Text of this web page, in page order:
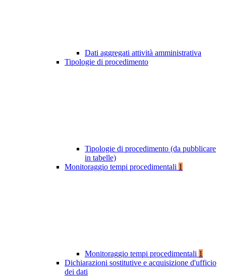
Dati aggregati attività amministrativa
Tipologie di procedimento
Tipologie di procedimento (da pubblicare
in tabelle)
Monitoraggio tempi procedimentali 1
Monitoraggio tempi procedimentali 1
Dichiarazioni sostitutive e acquisizione d'ufficio
dei dati